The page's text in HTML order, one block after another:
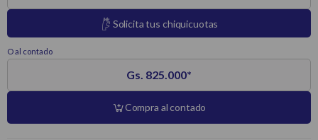
Solicita tus chiquicuotas
O al contado
Gs. 825.000*
Compra al contado